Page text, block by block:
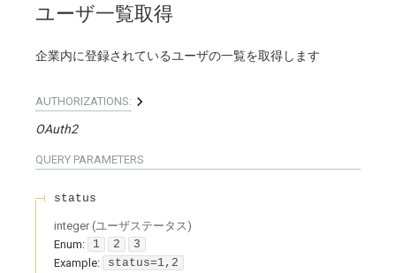
ユーザ一覧取得
企業内に登録されているユーザの一覧を取得します
AUTHORIZATIONS:
OAuth2
QUERY PARAMETERS
status
integer(ユーザステータス )
Enum: 1 2
3
Example:
status=1,2